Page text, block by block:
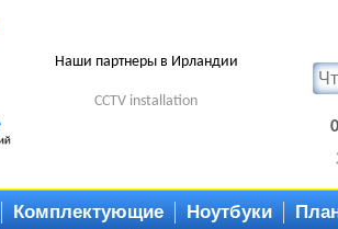
Наши партнеры в Ирландии
CCTV installation
Комплектующие Ноутбуки